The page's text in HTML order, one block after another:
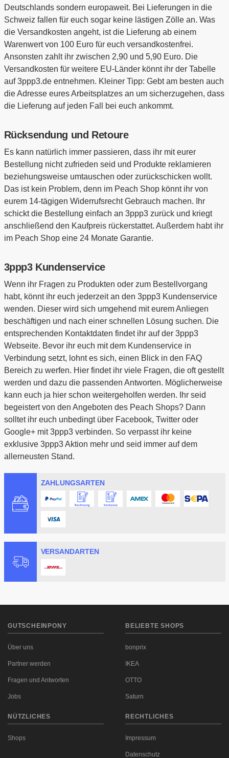
Deutschlands sondern europaweit. Bei Lieferungen in die
Schweiz fallen für euch sogar keine lästigen Zölle an. Was
die Versandkosten angeht, ist die Lieferung ab einem
Warenwert von 100 Euro für euch versandkostenfrei.
Ansonsten zahlt ihr zwischen 2,90 und 5,90 Euro. Die
Versandkosten für weitere EU-Länder könnt ihr der Tabelle
auf 3ppp3.de entnehmen. Kleiner Tipp: Gebt am besten auch
die Adresse eures Arbeitsplatzes an um sicherzugehen, dass
die Lieferung auf jeden Fall bei euch ankommt.
Rücksendung und Retoure
Es kann natürlich immer passieren, dass ihr mit eurer
Bestellung nicht zufrieden seid und Produkte reklamieren
beziehungsweise umtauschen oder zurückschicken wollt.
Das ist kein Problem, denn im Peach Shop könnt ihr von
eurem 14-tägigen Widerrufsrecht Gebrauch machen. Ihr
schickt die Bestellung einfach an 3ppp3 zurück und kriegt
anschließend den Kaufpreis rückerstattet. Außerdem habt ihr
im Peach Shop eine 24 Monate Garantie.
3ppp3 Kundenservice
Wenn ihr Fragen zu Produkten oder zum Bestellvorgang
habt, könnt ihr euch jederzeit an den 3ppp3 Kundenservice
wenden. Dieser wird sich umgehend mit eurem Anliegen
beschäftigen und nach einer schnellen Lösung suchen. Die
entsprechenden Kontaktdaten findet ihr auf der 3ppp3
Webseite. Bevor ihr euch mit dem Kundenservice in
Verbindung setzt, lohnt es sich, einen Blick in den FAQ
Bereich zu werfen. Hier findet ihr viele Fragen, die oft gestellt
werden und dazu die passenden Antworten. Möglicherweise
kann euch ja hier schon weitergeholfen werden. Ihr seid
begeistert von den Angeboten des Peach Shops? Dann
solltet ihr euch unbedingt über Facebook, Twitter oder
Google+ mit 3ppp3 verbinden. So verpasst ihr keine
exklusive 3ppp3 Aktion mehr und seid immer auf dem
allerneusten Stand.
ZAHLUNGSARTEN
VERSANDARTEN
GUTSCHEINPONY
Über uns
Partner werden
Fragen und Antworten
Jobs
BELIEBTE SHOPS
bonprix
IKEA
OTTO
Saturn
NÜTZLICHES
Shops
RECHTLICHES
Impressum
Datenschutz